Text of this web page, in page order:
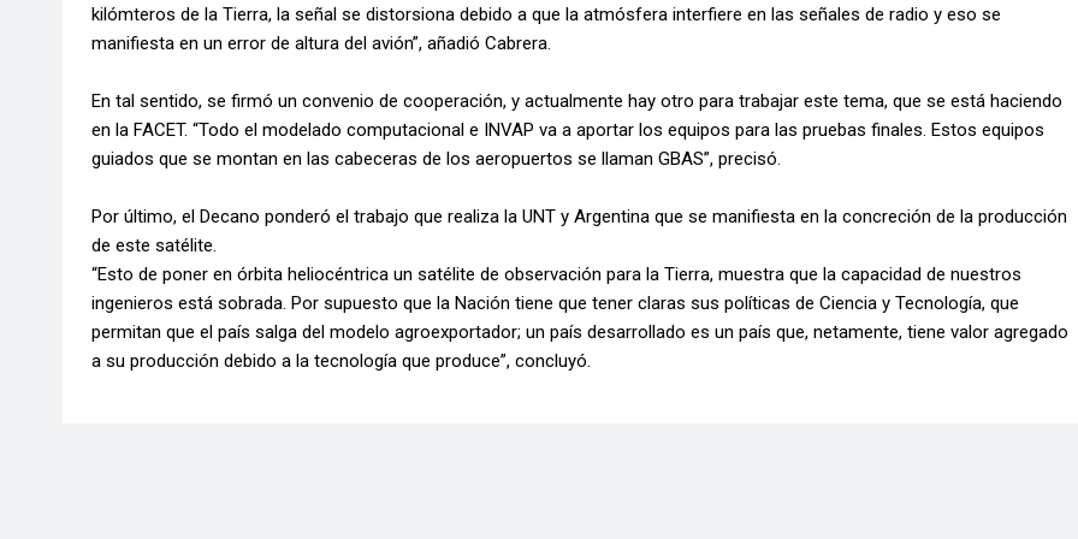
kilómteros de la Tierra, la señal se distorsiona debido a que la atmósfera interfiere en las señales de radio y eso se
manifiesta en un error de altura del avión”, añadió Cabrera.
En tal sentido, se firmó un convenio de cooperación, y actualmente hay otro para trabajar este tema, que se está haciendo
en la FACET. “Todo el modelado computacional e INVAP va a aportar los equipos para las pruebas finales. Estos equipos
guiados que se montan en las cabeceras de los aeropuertos se llaman GBAS”, precisó.
Por último, el Decano ponderó el trabajo que realiza la UNT y Argentina que se manifiesta en la concreción de la producción
de este satélite.
“Esto de poner en órbita heliocéntrica un satélite de observación para la Tierra, muestra que la capacidad de nuestros
ingenieros está sobrada. Por supuesto que la Nación tiene que tener claras sus políticas de Ciencia y Tecnología, que
permitan que el país salga del modelo agroexportador; un país desarrollado es un país que, netamente, tiene valor agregado
a su producción debido a la tecnología que produce”, concluyó.